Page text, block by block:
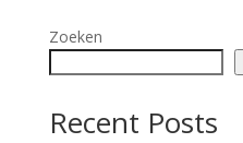
Zoeken
Recent Posts